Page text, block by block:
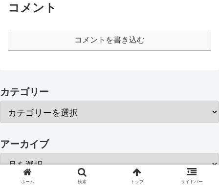
コメント
コメントを書き込む
カテゴリー
アーカイブ
ホーム 検索 トップ サイドバー